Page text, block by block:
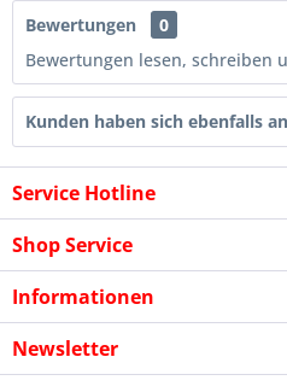
Bewertungen
0
Bewertungen lesen, schreiben
Kunden haben sich ebenfalls
Service Hotline
Shop Service
Informationen
Newsletter